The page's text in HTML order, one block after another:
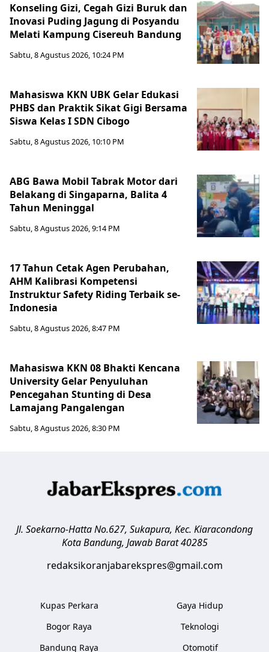
Konseling Gizi, Cegah Gizi Buruk dan
Inovasi Puding Jagung di Posyandu
Melati Kampung Cisereuh Bandung
Sabtu, 8 Agustus 2026, 10:24 PM
Mahasiswa KKN UBK Gelar Edukasi
PHBS dan Praktik Sikat Gigi Bersama
Siswa Kelas I SDN Cibogo
Sabtu, 8 Agustus 2026, 10:10 PM
ABG Bawa Mobil Tabrak Motor dari
Belakang di Singaparna, Balita 4
Tahun Meninggal
Sabtu, 8 Agustus 2026, 9:14 PM
17 Tahun Cetak Agen Perubahan,
AHM Kalibrasi Kompetensi
Instruktur Safety Riding Terbaik se-
Indonesia
Sabtu, 8 Agustus 2026, 8:47 PM
Mahasiswa KKN 08 Bhakti Kencana
University Gelar Penyuluhan
Pencegahan Stunting di Desa
Lamajang Pangalengan
Sabtu, 8 Agustus 2026, 8:30 PM
Jl. Soekarno-Hatta No.627, Sukapura, Kec. Kiaracondong
Kota Bandung, Jawab Barat 40285
redaksikoranjabarekspres@gmail.com
Kupas Perkara
Bogor Raya
Bandung Raya
Gaya Hidup
Teknologi
Otomotif